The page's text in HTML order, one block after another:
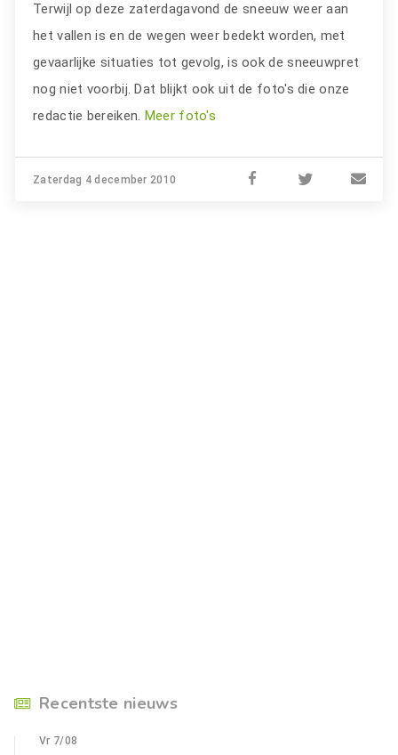
Terwijl op deze zaterdagavond de sneeuw weer aan
het vallen is en de wegen weer bedekt worden, met
gevaarlijke situaties tot gevolg, is ook de sneeuwpret
nog niet voorbij. Dat blijkt ook uit de foto's die onze
redactie bereiken. Meer foto's
Zaterdag 4 december 2010
Recentste nieuws
Vr 7/08